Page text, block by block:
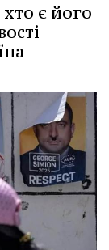
є його